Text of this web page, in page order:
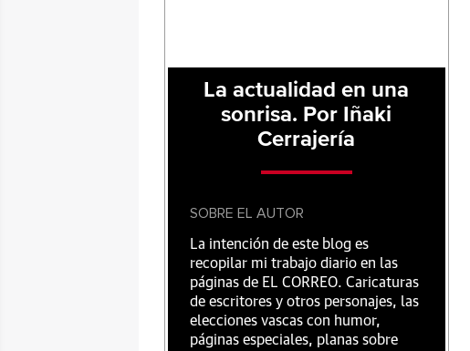
La actualidad en una
sonrisa. Por Iñaki
Cerrajería
SOBRE EL AUTOR
La intención de este blog es
recopilar mi trabajo diario en las
páginas de EL CORREO. Caricaturas
de escritores y otros personajes, las
elecciones vascas con humor,
páginas especiales, planas sobre